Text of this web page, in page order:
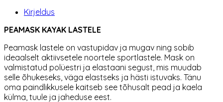
Kirjeldus
PEAMASK KAYAK LASTELE
Peamask lastele on vastupidav ja mugav ning sobib
ideaalselt aktiivsetele noortele sportlastele. Mask on
valmistatud polüestri ja elastaani segust, mis muudab
selle õhukeseks, väga elastseks ja hästi istuvaks. Tänu
oma paindlikkusele kaitseb see tõhusalt pead ja kaela
külma, tuule ja jaheduse eest.